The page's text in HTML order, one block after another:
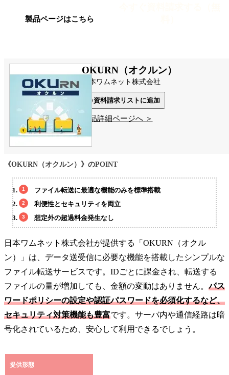
製品ページはこちら
OKURN（オクルン）
日本ワムネット株式会社
資料請求リストに追加
製品詳細ページへ ＞
《OKURN（オクルン）》のPOINT
ファイル転送に最適な機能のみを標準搭載
利便性とセキュリティを両立
想定外の超過料金発生なし
日本ワムネット株式会社が提供する「OKURN（オクル
ン）」は、データ送受信に必要な機能を搭載したシンプルな
ファイル転送サービスです。IDごとに課金され、転送する
ファイルの量が増加しても、金額の変動はありません。パス
ワードポリシーの設定や認証パスワードを必須化するなど、
セキュリティ対策機能も豊富です。サーバ内や通信経路は暗
号化されているため、安心して利用できるでしょう。
提供形態